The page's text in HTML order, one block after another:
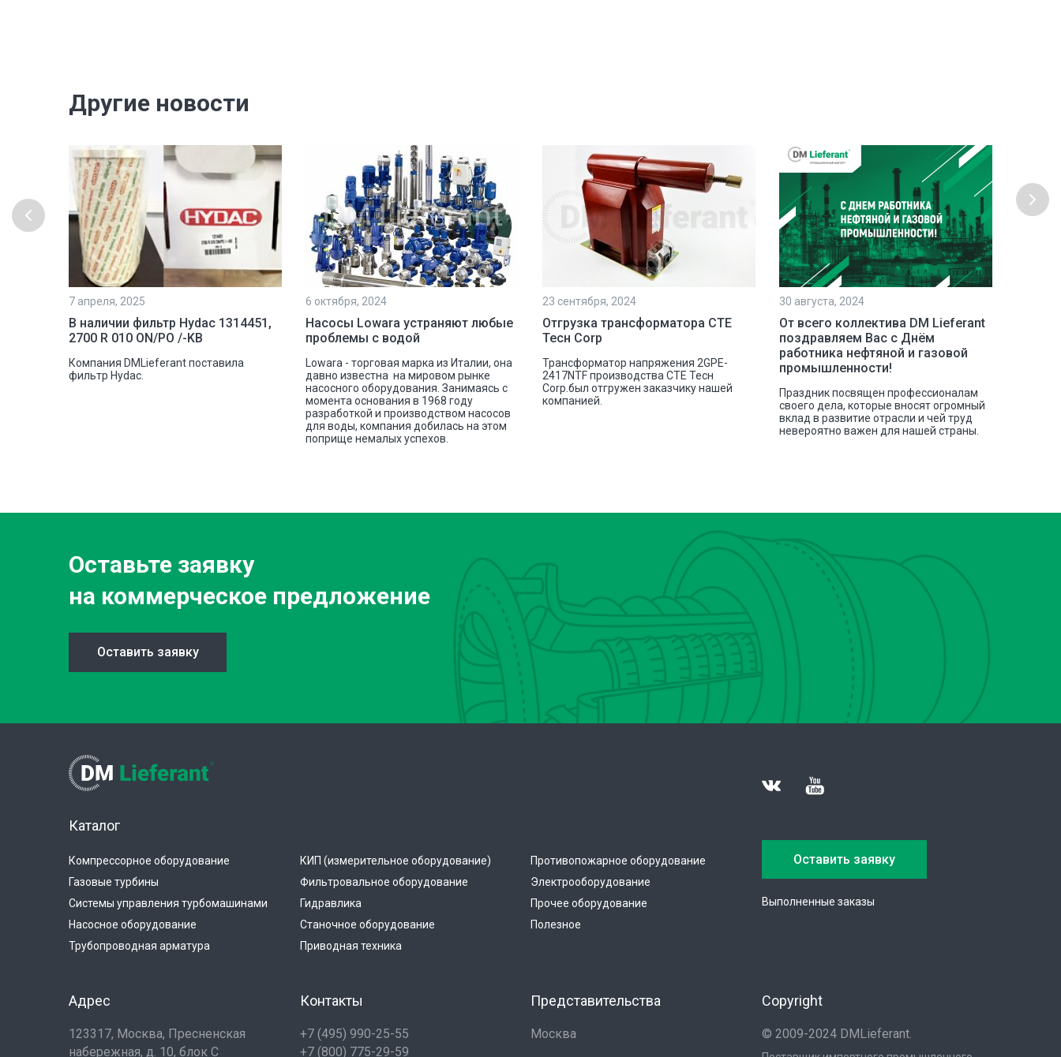
Другие новости
7 апреля, 2025
В наличии фильтр Hydac 1314451,
2700 R 010 ON/PO /-KB
Компания DMLieferant поставила
фильтр Hydac.
6 октября, 2024
Насосы Lowara устраняют любые
проблемы с водой
Lowara - торговая марка из Италии, она
давно известна на мировом рынке
насосного оборудования. Занимаясь с
момента основания в 1968 году
разработкой и производством насосов
для воды, компания добилась на этом
поприще немалых успехов.
23 сентября, 2024
Отгрузка трансформатора СТЕ
Тесн Corp
Трансформатор напряжения 2GPE-
2417NTF производства СТЕ Тесн
Corp.был отгружен заказчику нашей
компанией.
30 августа, 2024
От всего коллектива DM Lieferant
поздравляем Вас с Днём
работника нефтяной и газовой
промышленности!
Праздник посвящен профессионалам
своего дела, которые вносят огромный
вклад в развитие отрасли и чей труд
невероятно важен для нашей страны.
Оставьте заявку
на коммерческое предложение
Оставить заявку
Каталог
Компрессорное оборудование
Газовые турбины
Системы управления турбомашинами
Насосное оборудование
Трубопроводная арматура
КИП (измерительное оборудование)
Фильтровальное оборудование
Гидравлика
Станочное оборудование
Приводная техника
Противопожарное оборудование
Электрооборудование
Прочее оборудование
Полезное
Оставить заявку
Выполненные заказы
Адрес
123317, Москва, Пресненская
набережная, д. 10, блок С
Контакты
+7 (495) 990-25-55
+7 (800) 775-29-59
Представительства
Москва
Copyright
© 2009-2024 DMLieferant.